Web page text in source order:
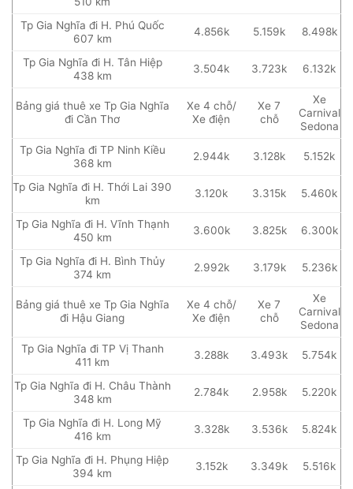
Tp Gia Nghĩa đi H. Phú Quốc
607 km
4.856k 5.159k 8.498k
Tp Gia Nghĩa đi H. Tân Hiệp
438 km
3.504k 3.723k 6.132k
Bảng giá thuê xe Tp Gia Nghĩa
đi Cần Thơ
Xe 4 chỗ/
Xe điện
Xe 7
chỗ
Xe
Carnival
Sedona
Tp Gia Nghĩa đi TP Ninh Kiều
368 km
2.944k 3.128k 5.152k
Tp Gia Nghĩa đi H. Thới Lai 390
km
3.120k 3.315k 5.460k
Tp Gia Nghĩa đi H. Vĩnh Thạnh
450 km
3.600k 3.825k 6.300k
Tp Gia Nghĩa đi H. Bình Thủy
374 km
2.992k 3.179k 5.236k
Bảng giá thuê xe Tp Gia Nghĩa
đi Hậu Giang
Xe 4 chỗ/
Xe điện
Xe 7
chỗ
Xe
Carnival
Sedona
Tp Gia Nghĩa đi TP Vị Thanh
411 km
3.288k 3.493k 5.754k
Tp Gia Nghĩa đi H. Châu Thành
348 km
2.784k 2.958k 5.220k
Tp Gia Nghĩa đi H. Long Mỹ
416 km
3.328k 3.536k 5.824k
Tp Gia Nghĩa đi H. Phụng Hiệp
394 km
3.152k 3.349k 5.516k